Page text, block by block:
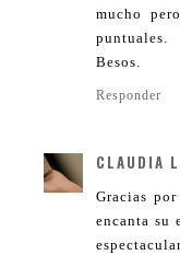
mucho
puntuales.
Besos.
Responder
CLAUDIA
Gracias
encanta su